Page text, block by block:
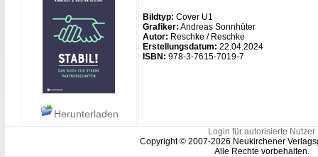
Herunterladen
Bildtyp: Cover U1
Grafiker: Andreas Sonnhüter
Autor: Reschke / Reschke
Erstellungsdatum: 22.04.2024
ISBN: 978-3-7615-7019-7
Login für autorisierte Nutzer
Copyright © 2007-2026 Neukirchener
Alle Rechte vorbehalten.